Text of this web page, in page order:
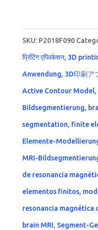
SKU: P2018F090
प्रिंटिंग एप्लिकेशन, 3D
Anwendung, 3D印刷ア
Active Contour Model,
Bildsegmentierung,
segmentation, finite
Elemente-
MRI-
de resonancia
elementos finitos,
resonancia magnética
brain MRI, Segment-